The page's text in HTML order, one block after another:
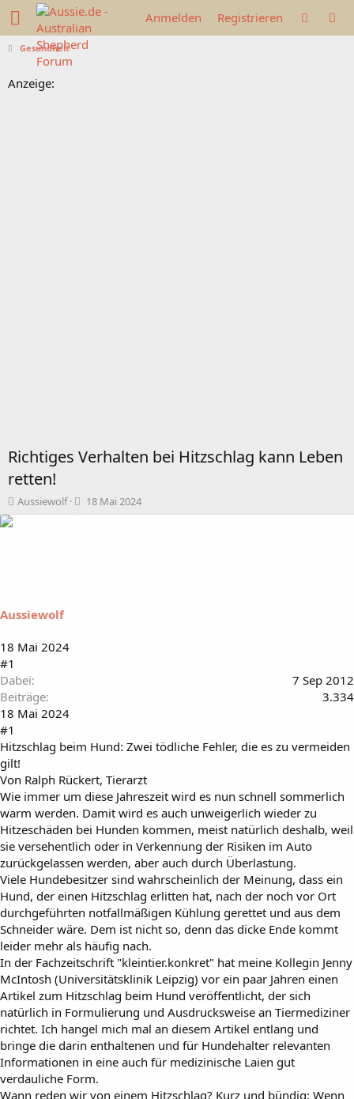
Anmelden Registrieren
Gesundheit
Anzeige:
Richtiges Verhalten bei Hitzschlag kann Leben
retten!
T
h
a
t
Aussiewolf
B
e
18 Mai 2024
Aussiewolf
18 Mai 2024
#1
Dabei
7 Sep 2012
Beiträge
3.334
18 Mai 2024
#1
Hitzschlag beim Hund: Zwei tödliche Fehler, die es zu vermeiden
gilt!
Von Ralph Rückert, Tierarzt
Wie immer um diese Jahreszeit wird es nun schnell sommerlich
warm werden. Damit wird es auch unweigerlich wieder zu
Hitzeschäden bei Hunden kommen, meist natürlich deshalb, weil
sie versehentlich oder in Verkennung der Risiken im Auto
zurückgelassen werden, aber auch durch Überlastung.
Viele Hundebesitzer sind wahrscheinlich der Meinung, dass ein
Hund, der einen Hitzschlag erlitten hat, nach der noch vor Ort
durchgeführten notfallmäßigen Kühlung gerettet und aus dem
Schneider wäre. Dem ist nicht so, denn das dicke Ende kommt
leider mehr als häufig nach.
In der Fachzeitschrift "kleintier.konkret" hat meine Kollegin Jenny
McIntosh (Universitätsklinik Leipzig) vor ein paar Jahren einen
Artikel zum Hitzschlag beim Hund veröffentlicht, der sich
natürlich in Formulierung und Ausdrucksweise an Tiermediziner
richtet. Ich hangel mich mal an diesem Artikel entlang und
bringe die darin enthaltenen und für Hundehalter relevanten
Informationen in eine auch für medizinische Laien gut
verdauliche Form.
Wann reden wir von einem Hitzschlag? Kurz und bündig: Wenn